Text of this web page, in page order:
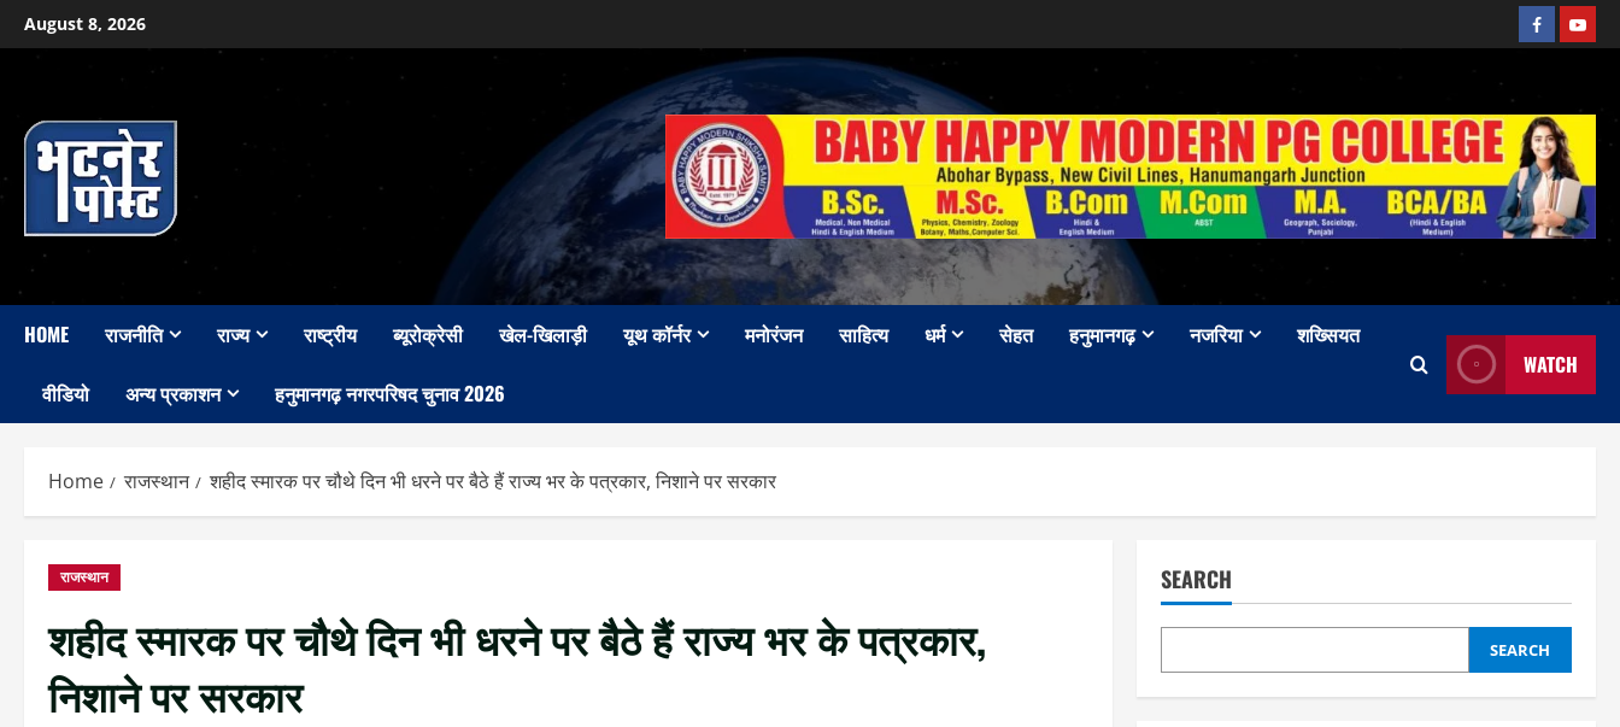
Skip
to
August 8, 2026 Facebook
HOME राजनीति राज्य राष्ट्रीय ब्यूरोक्रेसी खेल-खिलाड़ी यूथ कॉर्नर मनोरंजन साहित्य धर्म सेहत हनुमानगढ़ नजरिया शख्सियत
वीडियो अन्य प्रकाशन हनुमानगढ़ नगरपरिषद चुनाव 2026
WATCH
Home राजस्थान शहीद स्मारक पर चौथे दिन भी धरने पर बैठे हैं राज्य भर के पत्रकार, निशाने पर सरकार
राजस्थान
शहीद स्मारक पर चौथे दिन भी धरने पर बैठे हैं राज्य भर के पत्रकार,
निशाने पर सरकार
SEARCH
SEARCH